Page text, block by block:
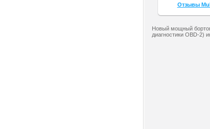
Отзывы
Новый мощный
диагностики OBD-2)